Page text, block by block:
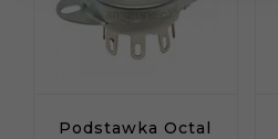
Podstawka Octal